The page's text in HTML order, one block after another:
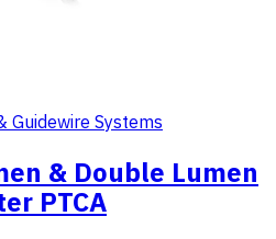
Guidewire Systems
& Double Lumen
PTCA